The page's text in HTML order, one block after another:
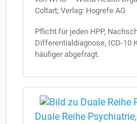
Coltart; Verlag: Hogrefe AG
Pflicht für jeden HPP,
Differentialdiagnose, ICD-10
häufiger abgefragt.
Duale Reihe